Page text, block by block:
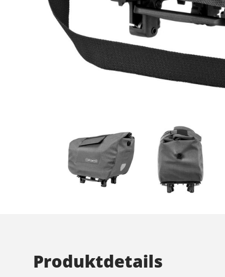
Produktdetails